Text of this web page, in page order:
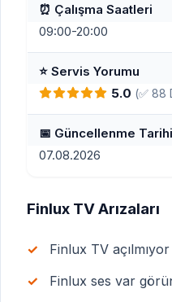
⏰ Çalışma Saatleri
09:00-20:00
⭐ Servis Yorumu
5.0 (✅ 88
📅 Güncellenme Tarihi
07.08.2026
Finlux TV Arızaları
Finlux TV açılmıyor
Finlux ses var